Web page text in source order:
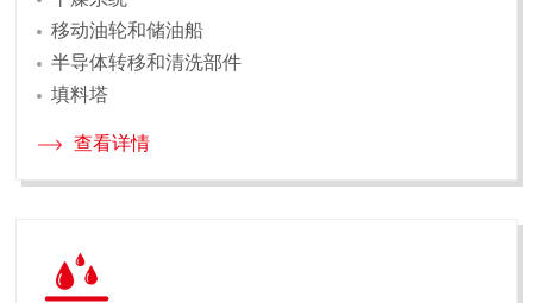
移动油轮和储油船
半导体转移和清洗部件
填料塔
查看详情